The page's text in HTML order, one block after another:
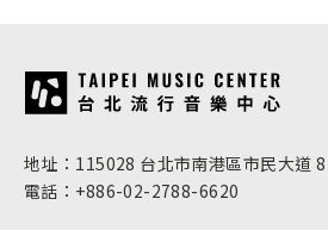
:::
地址：115028 台北市南港區市民大道
電話：+886-02-2788-6620